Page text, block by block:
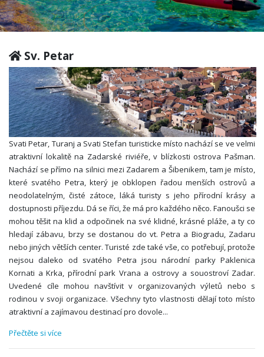
Sv. Petar
Svati Petar, Turanj a Svati Stefan turisticke místo nachází se ve velmi
atraktivní lokalitě na Zadarské riviéře, v blízkosti ostrova Pašman.
Nachází se přímo na silnici mezi Zadarem a Šibenikem, tam je místo,
které svatého Petra, který je obklopen řadou menších ostrovů a
neodolatelným, čisté zátoce, láká turisty s jeho přírodní krásy a
dostupnosti příjezdu. Dá se říci, že má pro každého něco. Fanoušci se
mohou těšit na klid a odpočinek na své klidné, krásné pláže, a ty co
hledají zábavu, brzy se dostanou do vt. Petra a Biogradu, Zadaru
nebo jiných větších center. Turisté zde také vše, co potřebují, protože
nejsou daleko od svatého Petra jsou národní parky Paklenica
Kornati a Krka, přírodní park Vrana a ostrovy a souostroví Zadar.
Uvedené cíle mohou navštívit v organizovaných výletů nebo s
rodinou v svoji organizace. Všechny tyto vlastnosti dělají toto místo
atraktivní a zajímavou destinací pro dovole...
Přečtěte si více